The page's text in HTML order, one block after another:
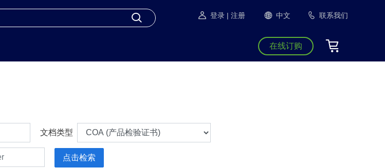
登录 | 注册 中文 联系我们
在线订购
文档类型